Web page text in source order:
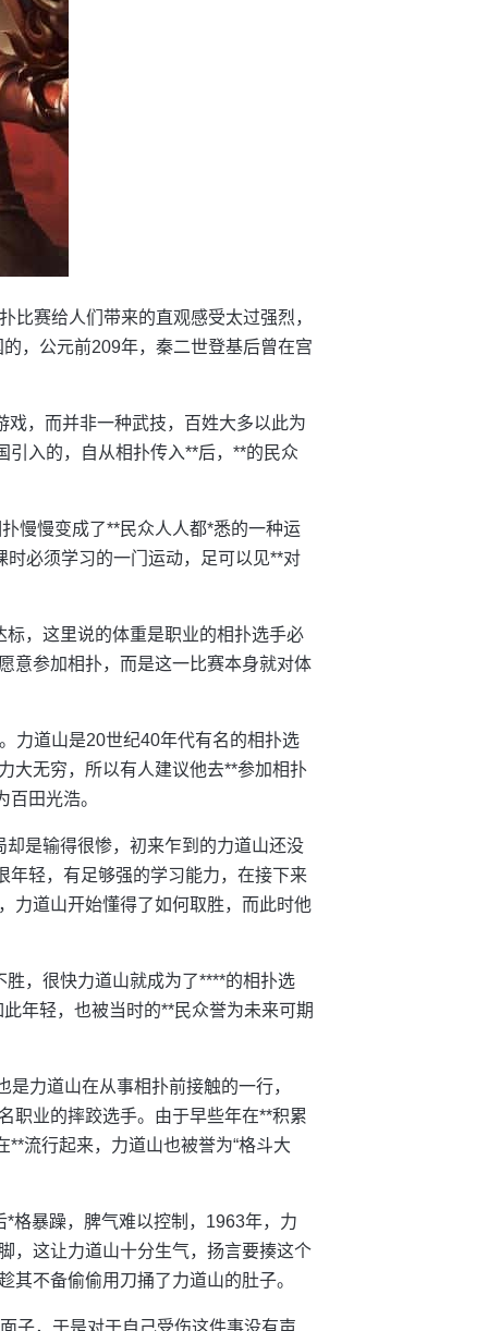
比赛给人们带来的直观感受太过强烈，
，公元前209年，秦二世登基后曾在宫
，而并非一种武技，百姓大多以此为
入的，自从相扑传入**后，**的民众
慢慢变成了**民众人人都*悉的一种运
必须学习的一门运动，足可以见**对
，这里说的体重是职业的相扑选手必
意参加相扑，而是这一比赛本身就对体
力道山是20世纪40年代有名的相扑选
大无穷，所以有人建议他去**参加相扑
田光浩。
是输得很惨，初来乍到的力道山还没
年轻，有足够强的学习能力，在接下来
力道山开始懂得了如何取胜，而此时他
，很快力道山就成为了****的相扑选
年轻，也被当时的**民众誉为未来可期
力道山在从事相扑前接触的一行，
职业的摔跤选手。由于早些年在**积累
流行起来，力道山也被誉为“格斗大
格暴躁，脾气难以控制，1963年，力
，这让力道山十分生气，扬言要揍这个
不备偷偷用刀捅了力道山的肚子。
子，于是对于自己受伤这件事没有声